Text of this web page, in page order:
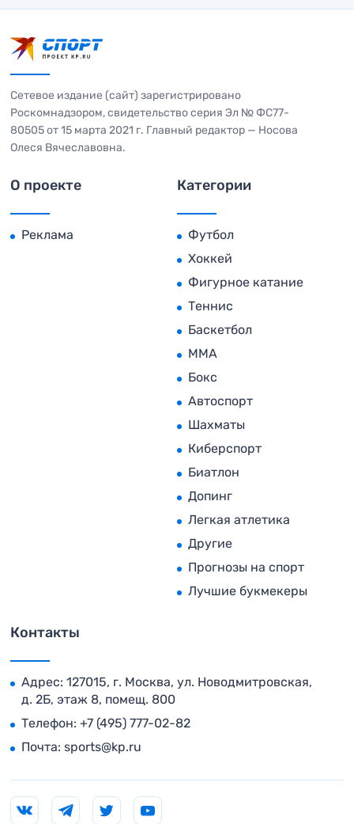
Сетевое издание (сайт) зарегистрировано
Роскомнадзором, свидетельство серия Эл № ФС77-
80505 от 15 марта 2021 г. Главный редактор — Носова
Олеся Вячеславовна.
О проекте
Реклама
Категории
Футбол
Хоккей
Фигурное катание
Теннис
Баскетбол
MMA
Бокс
Автоспорт
Шахматы
Киберспорт
Биатлон
Допинг
Легкая атлетика
Другие
Прогнозы на спорт
Лучшие букмекеры
Контакты
Адрес: 127015, г. Москва, ул. Новодмитровская,
д. 2Б, этаж 8, помещ. 800
Телефон: +7 (495) 777-02-82
Почта: sports@kp.ru